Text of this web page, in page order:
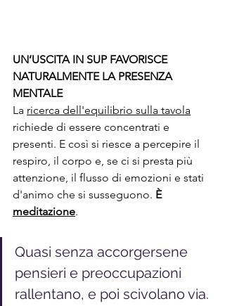
UN’USCITA IN SUP FAVORISCE
NATURALMENTE LA PRESENZA
MENTALE
La ricerca dell'equilibrio sulla tavola
richiede di essere concentrati e
presenti. E così si riesce a percepire il
respiro, il corpo e, se ci si presta più
attenzione, il flusso di emozioni e stati
d'animo che si susseguono. È
meditazione.
Quasi senza accorgersene
pensieri e preoccupazioni
rallentano, e poi scivolano via.